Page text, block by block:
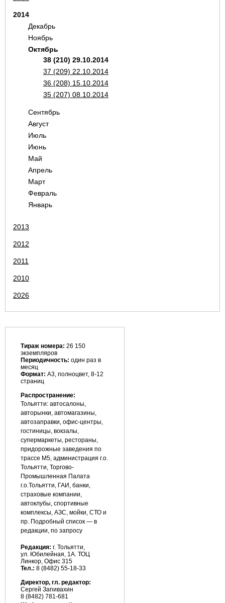
2014
Декабрь
Ноябрь
Октябрь
38 (210) 29.10.2014
37 (209) 22.10.2014
36 (208) 15.10.2014
35 (207) 08.10.2014
Сентябрь
Август
Июль
Июнь
Май
Апрель
Март
Февраль
Январь
2013
2012
2011
2010
2026
Тираж номера: 26 150
экземпляров
Периодичность: один раз в
месяц
Формат: А3, полноцвет, 8-12
страниц
Распространение:
Тольятти: автосалоны,
авторынки, автомагазины,
автозаправки, офис-центры,
гостиницы, вокзалы,
супермаркеты, рестораны,
придорожные заведения по
трассе М5, администрация г.о.
Тольятти, Торгово-
Промышленная Палата
г.о.Тольятти, ГАИ, банки,
страховые компании,
автоклубы, спортивные
комплексы, АЗС, мойки, СТО и
пр. Подробный список — в
редакции, по запросу
Редакция: г. Тольятти,
ул. Юбилейная, 1А. ТОЦ
Линкор, Офис 315
Тел.: 8 (8482) 55-18-33
Директор, гл. редактор:
Сергей Запивахин
8 (8482) 781-681